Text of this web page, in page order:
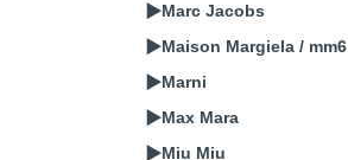
▶Marc Jacobs
▶Maison Margiela / mm6
▶Marni
▶Max Mara
▶Miu Miu